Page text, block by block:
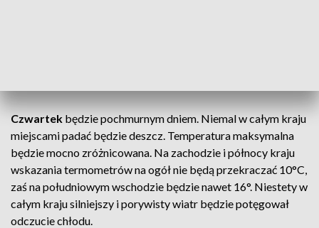
Czwartek będzie pochmurnym dniem. Niemal w całym kraju
miejscami padać będzie deszcz. Temperatura maksymalna
będzie mocno zróżnicowana. Na zachodzie i północy kraju
wskazania termometrów na ogół nie będą przekraczać 10°C,
zaś na południowym wschodzie będzie nawet 16°. Niestety w
całym kraju silniejszy i porywisty wiatr będzie potęgował
odczucie chłodu.